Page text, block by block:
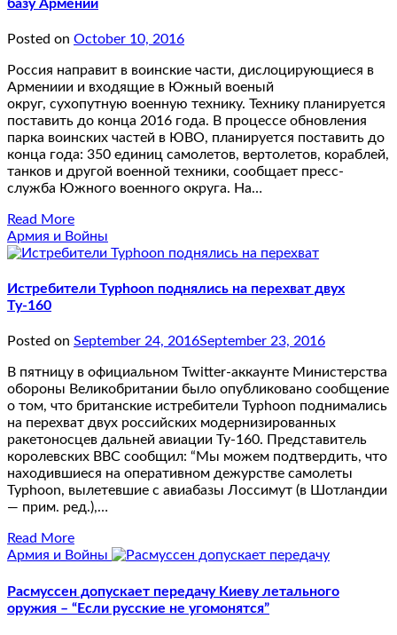
базу Армении
Posted on October 10, 2016
Россия направит в воинские части, дислоцирующиеся в
Армениии и входящие в Южный военый
округ, сухопутную военную технику. Технику планируется
поставить до конца 2016 года. В процессе обновления
парка воинских частей в ЮВО, планируется поставить до
конца года: 350 единиц самолетов, вертолетов, кораблей,
танков и другой военной техники, сообщает пресс-
служба Южного военного округа. На…
Read More
Армия и Войны
Истребители Typhoon поднялись на перехват двух
Ту-160
Posted on September 24, 2016September 23, 2016
В пятницу в официальном Twitter-аккаунте Министерства
обороны Великобритании было опубликовано сообщение
о том, что британские истребители Typhoon поднимались
на перехват двух российских модернизированных
ракетоносцев дальней авиации Ту-160. Представитель
королевских ВВС сообщил: “Мы можем подтвердить, что
находившиеся на оперативном дежурстве самолеты
Typhoon, вылетевшие с авиабазы Лоссимут (в Шотландии
— прим. ред.),…
Read More
Армия и Войны
Расмуссен допускает передачу Киеву летального
оружия – “Если русские не угомонятся”